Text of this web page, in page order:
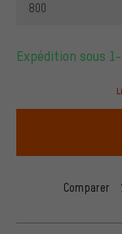
800
Expédition sous
Comparer